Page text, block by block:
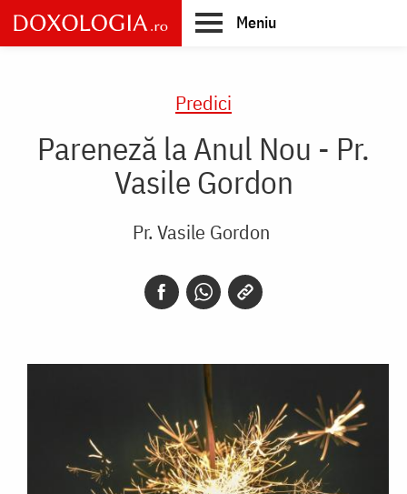
Skip
to
main
Meniu
Predici
Pareneză la Anul Nou - Pr.
Vasile Gordon
Pr. Vasile Gordon